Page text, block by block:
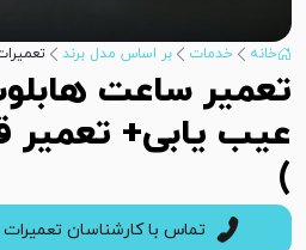
خانه خدمات بر اساس مدل برند
تعمیر ساعت
عیب یابی+
)
تماس با کارشناسان